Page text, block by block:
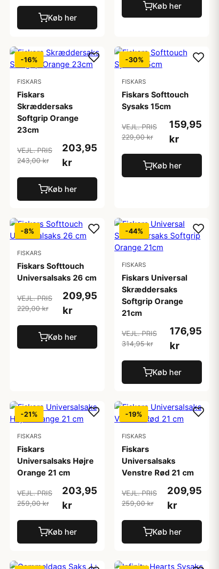
Køb her
Køb her
-16%
FISKARS
Fiskars
Skræddersaks
Softgrip Orange
23cm
VEJL. PRIS
243,00 kr
203,95
kr
Køb her
-30%
FISKARS
Fiskars Softtouch
Sysaks 15cm
VEJL. PRIS
229,00 kr
159,95
kr
Køb her
-8%
FISKARS
Fiskars Softtouch
Universalsaks 26 cm
VEJL. PRIS
229,00 kr
209,95
kr
Køb her
-44%
FISKARS
Fiskars Universal
Skræddersaks
Softgrip Orange
21cm
VEJL. PRIS
314,95 kr
176,95
kr
Køb her
-21%
FISKARS
Fiskars
Universalsaks Højre
Orange 21 cm
VEJL. PRIS
259,00 kr
203,95
kr
Køb her
-19%
FISKARS
Fiskars
Universalsaks
Venstre Rød 21 cm
VEJL. PRIS
259,00 kr
209,95
kr
Køb her